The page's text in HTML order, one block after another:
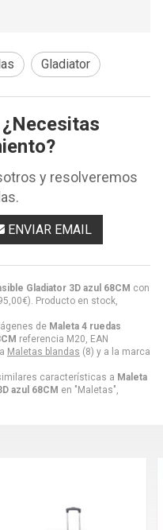
Gladiator 3D azul 68CM con
€). Producto en stock,
de Maleta 4 ruedas
referencia M20, EAN
Maletas blandas (8) y a la marca
características a Maleta
azul 68CM en "Maletas",
Gladiator
y resolveremos
ENVIAR EMAIL